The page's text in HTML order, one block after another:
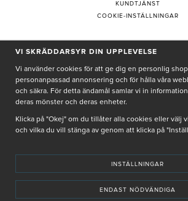
KUNDTJÄNST
COOKIE-INSTÄLLNINGAR
PRENUMERERA PÅ
Genom att ge min e-post, accepterar jag Seth och Sally
De uppgifter du matar in kommer endast användas till
VI SKRÄDDARSYR DIN UPPLEVELSE
Vi använder cookies för att ge dig en personlig
personanpassad annonsering och för hålla våra
och säkra. För detta ändamål samlar vi in
deras mönster och deras enheter.
Klicka på "Okej" om du tillåter alla cookies eller välj
och vilka du vill stänga av genom att klicka på
INSTÄLLNINGAR
ENDAST NÖDVÄNDIGA